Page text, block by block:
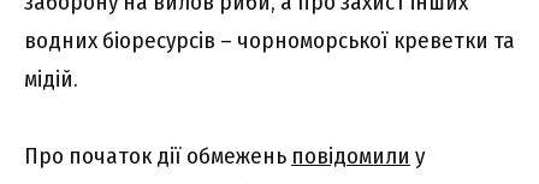
водних біоресурсів – чорноморської креветки та
мідій.
Про початок дії обмежень повідомили у